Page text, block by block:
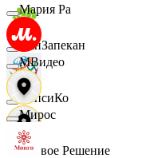
ПанЗапекан
ПепсиКо
Первое Решение
Мария Ра
МВидео
Мирос